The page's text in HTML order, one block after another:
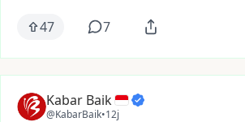
47 7
Kabar Baik
@KabarBaik•12j